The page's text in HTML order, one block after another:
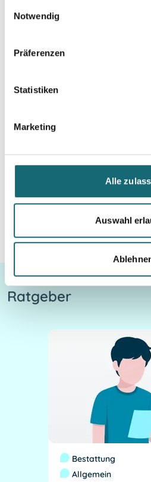
Notwendig
Präferenzen
Statistiken
Marketing
Alle
Auswahl
Sterbegeldversicherung
Ratgeber
Bestattung
Allgemein